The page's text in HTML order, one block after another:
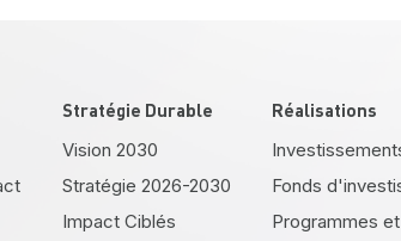
Stratégie Durable
Vision 2030
Stratégie 2026-2030
Impact Ciblés
Réalisations
Fonds
Programmes